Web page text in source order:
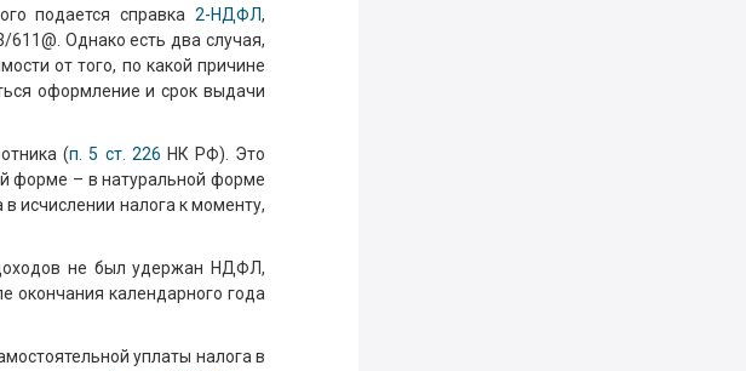
подается справка 2-НДФЛ,
Однако есть два случая,
от того, по какой причине
оформление и срок выдачи
(п. 5 ст. 226 НК РФ). Это
форме – в натуральной форме
исчислении налога к моменту,
не был удержан НДФЛ,
окончания календарного года
уплаты налога в